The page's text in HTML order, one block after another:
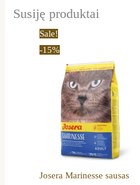
Susiję produktai
Sale!
-15%
Josera Marinesse sausas
through
50,79 €
has
multiple
variants.
The
options
may
chosen